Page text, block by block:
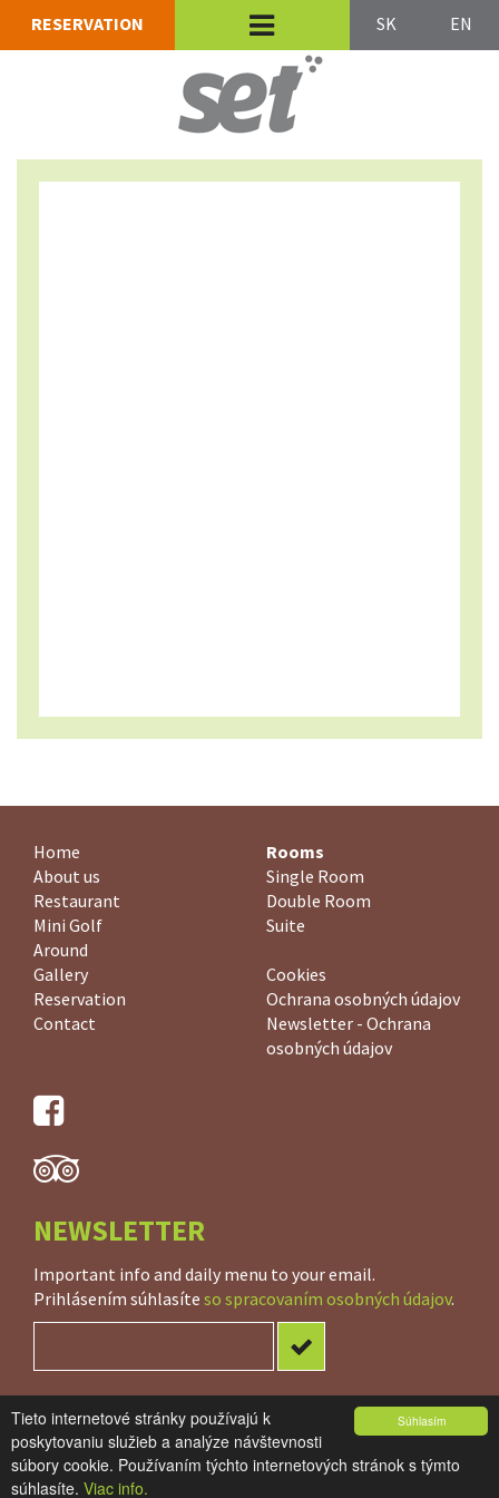
Súhlasím
Tieto internetové stránky používajú k
poskytovaniu služieb a analýze návštevnosti
súbory cookie. Používaním týchto internetových stránok s týmto
súhlasíte. Viac info.
SK EN
RESERVATION
Home
About us
Restaurant
Mini Golf
Around
Gallery
Reservation
Contact
Rooms
Single Room
Double Room
Suite
Cookies
Ochrana osobných údajov
Newsletter - Ochrana
osobných údajov
NEWSLETTER
Important info and daily menu to your email.
Prihlásením súhlasíte so spracovaním osobných údajov.
PARTNERS:Spoločenský pavilón,BC Moldavská
© 2026. Penzión SET / created by CTS Europe s.r.o.